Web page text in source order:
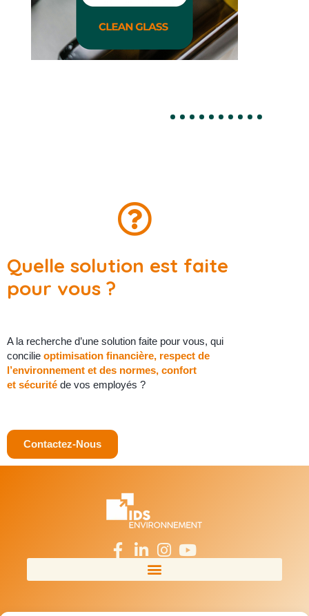
Quelle solution est faite
pour vous ?
A la recherche d’une solution faite pour vous, qui
concilie optimisation financière, respect de
l’environnement et des normes, confort
et sécurité de vos employés ?
Contactez-Nous